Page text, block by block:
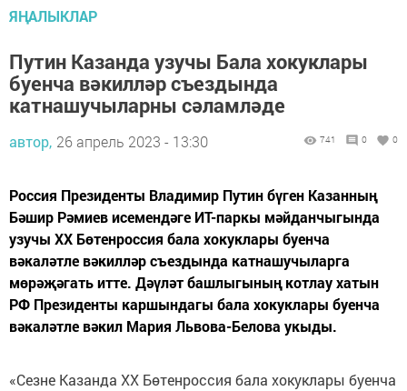
ЯҢАЛЫКЛАР
Путин Казанда узучы Бала хокуклары
буенча вәкилләр съездында
катнашучыларны сәламләде
автор, 26 апрель 2023 - 13:30 741 0 0
Россия Президенты Владимир Путин бүген Казанның
Бәшир Рәмиев исемендәге ИТ-паркы мәйданчыгында
узучы XX Бөтенроссия бала хокуклары буенча
вәкаләтле вәкилләр съездында катнашучыларга
мөрәҗәгать итте. Дәүләт башлыгының котлау хатын
РФ Президенты каршындагы бала хокуклары буенча
вәкаләтле вәкил Мария Львова-Белова укыды.
«Сезне Казанда XX Бөтенроссия бала хокуклары буенча